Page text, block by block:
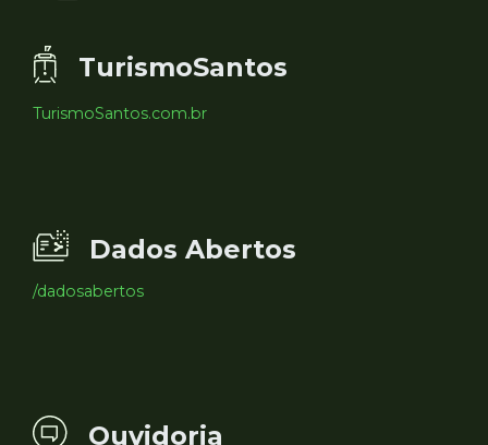
TurismoSantos
TurismoSantos.com.br
Dados Abertos
/dadosabertos
Ouvidoria